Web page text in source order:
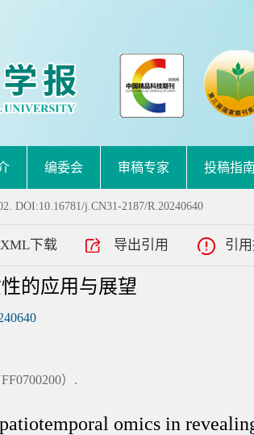
编委会 审稿专家 投稿指南
DOI:10.16781/j.CN31-2187/R.20240640
XML下载 导出引用 引
的应用与展望
）.
omics in